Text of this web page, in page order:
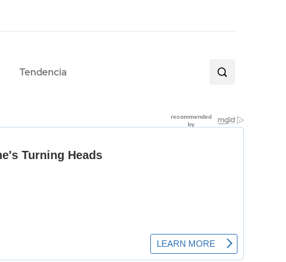
Tendencia